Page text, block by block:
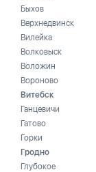
Быхов
Верхнедвинск
Вилейка
Волковыск
Воложин
Вороново
Витебск
Ганцевичи
Гатово
Горки
Гродно
Глубокое